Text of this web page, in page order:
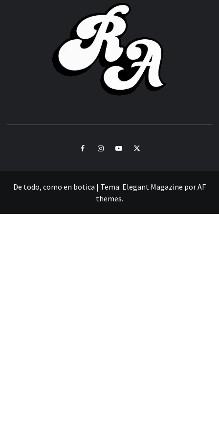
FacebookInstagramYoutubeTwitter
De todo, como en botica | Tema: Elegant Magazine porAF
themes.